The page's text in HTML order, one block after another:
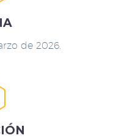
de 2026.